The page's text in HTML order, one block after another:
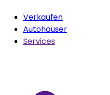
Verkaufen
Autohäuser
Services